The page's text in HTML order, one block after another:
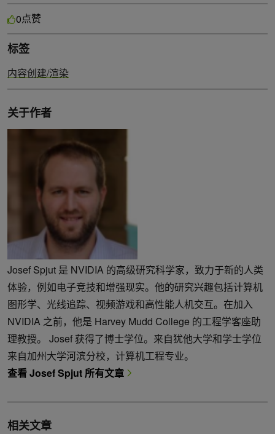
0点赞
标签
内容创建/渲染
关于作者
Josef Spjut 是 NVIDIA 的高级研究科学家，致力于新的人类
体验，例如电子竞技和增强现实。他的研究兴趣包括计算机
图形学、光线追踪、视频游戏和高性能人机交互。在加入
NVIDIA 之前，他是 Harvey Mudd College 的工程学客座助
理教授。 Josef 获得了博士学位。来自犹他大学和学士学位
来自加州大学河滨分校，计算机工程专业。
查看 Josef Spjut 所有文章
相关文章